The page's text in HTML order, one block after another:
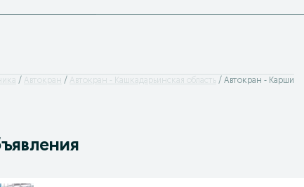
Автокран Автокран - Кашкадарьинская область Автокран - Карши